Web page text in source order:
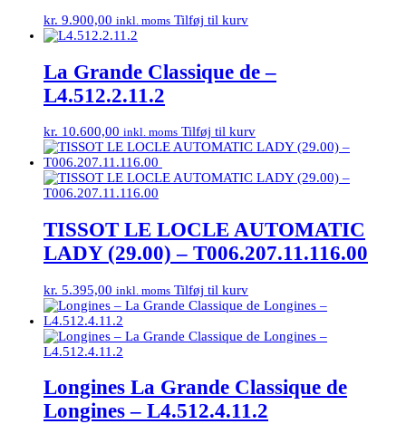
kr. 9.900,00 inkl. moms Tilføj til kurv
La Grande Classique de –
L4.512.2.11.2
kr. 10.600,00 inkl. moms Tilføj til kurv
TISSOT LE LOCLE AUTOMATIC
LADY (29.00) – T006.207.11.116.00
kr. 5.395,00 inkl. moms Tilføj til kurv
Longines La Grande Classique de
Longines – L4.512.4.11.2